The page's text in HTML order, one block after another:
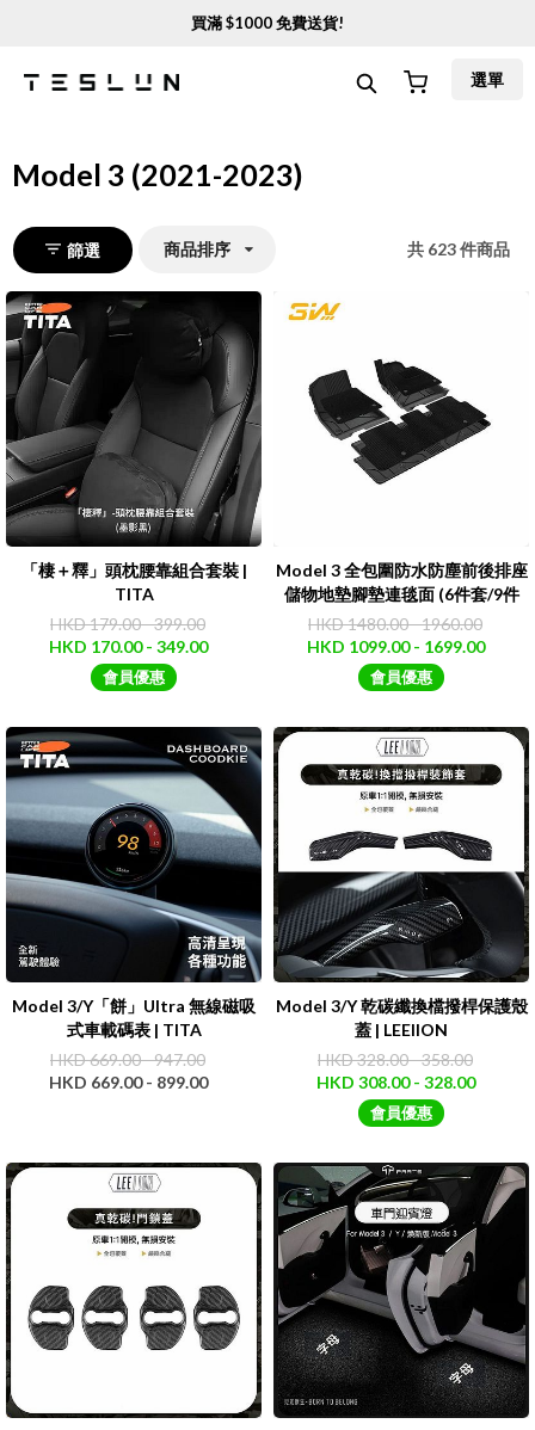
買滿 $1000免費送貨!
選單
Model 3 (2021-2023)
篩選 商品排序 共 623件商品
「棲＋釋」頭枕腰靠組合套裝 |
TITA
HKD 179.00 - 399.00
HKD 170.00 - 349.00
會員優惠
Model 3 全包圍防水防塵前後排座
儲物地墊腳墊連毯面 (6件套/9件
套)｜3W
HKD 1480.00 - 1960.00
HKD 1099.00 - 1699.00
會員優惠
Model 3/Y「餅」Ultra 無線磁吸
式車載碼表 | TITA
HKD 669.00 - 947.00
HKD 669.00 - 899.00
Model 3/Y 乾碳纖換檔撥桿保護殼
蓋 | LEEIION
HKD 328.00 - 358.00
HKD 308.00 - 328.00
會員優惠